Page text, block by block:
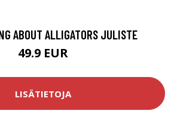
ABOUT ALLIGATORS JULISTE
49.9 EUR
LISÄTIETOJA